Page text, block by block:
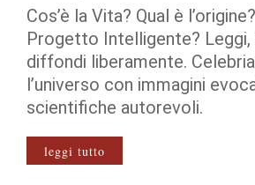
Cos’è la Vita? Qual è
Progetto Intelligente?
diffondi liberamente.
l’universo con immagini
scientifiche autorevoli.
leggi tutto